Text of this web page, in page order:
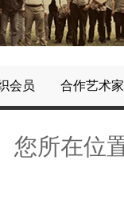
会员 合作艺术家
您所在位